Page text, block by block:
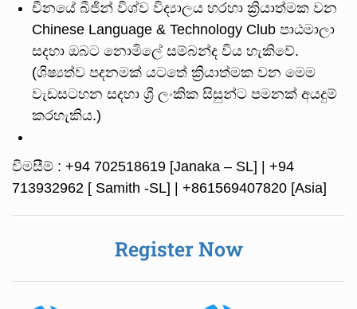
චීනයේ බීජින් විශ්ව විද්‍යාලය හරහා ක්‍රියාත්මක වන
Chinese Language & Technology Club පාඨමාලා
සදහා ඔබට නොමිලේ සම්බන්ද විය හැකිවේ.
(ශිෂ්‍යත්ව පදනමක් යටතේ ක්‍රියාත්මක වන මෙම
වැඩසටහන සදහා ශ්‍රී ලංකික සිසුන්ට පමනක් අයදුම්
කරහැකිය.)
විමසීම් : +94 702518619 [Janaka – SL] | +94
713932962 [ Samith -SL] | +861569407820 [Asia]
Register Now